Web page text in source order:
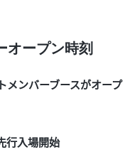
オープン時刻
メンバーブースがオープ
行入場開始